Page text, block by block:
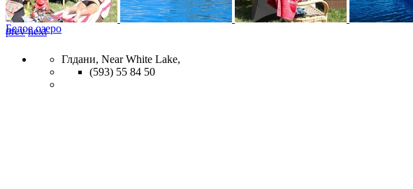
prev next
Белое озеро
Глдани, Near White Lake,
(593) 55 84 50